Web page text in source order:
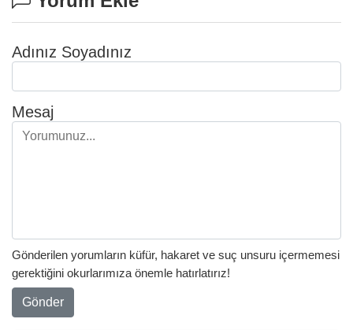
Adınız Soyadınız
Mesaj
Gönderilen yorumların küfür, hakaret ve suç unsuru içermemesi
gerektiğini okurlarımıza önemle hatırlatırız!
Gönder